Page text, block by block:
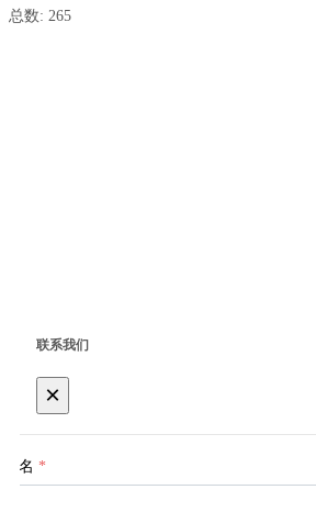
总数: 265
联系我们
×
姓名 *